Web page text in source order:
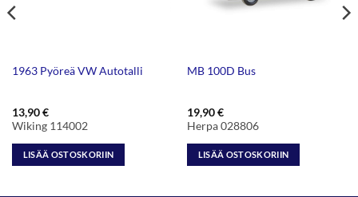
1963 Pyöreä VW Autotalli
13,90€
Wiking 114002
LISÄÄ OSTOSKORIIN
MB 100D Bus
19,90€
Herpa 028806
LISÄÄ OSTOSKORIIN